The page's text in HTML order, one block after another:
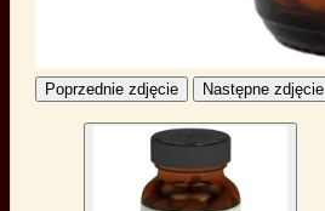
Poprzednie zdjęcie Następne zdjęcie